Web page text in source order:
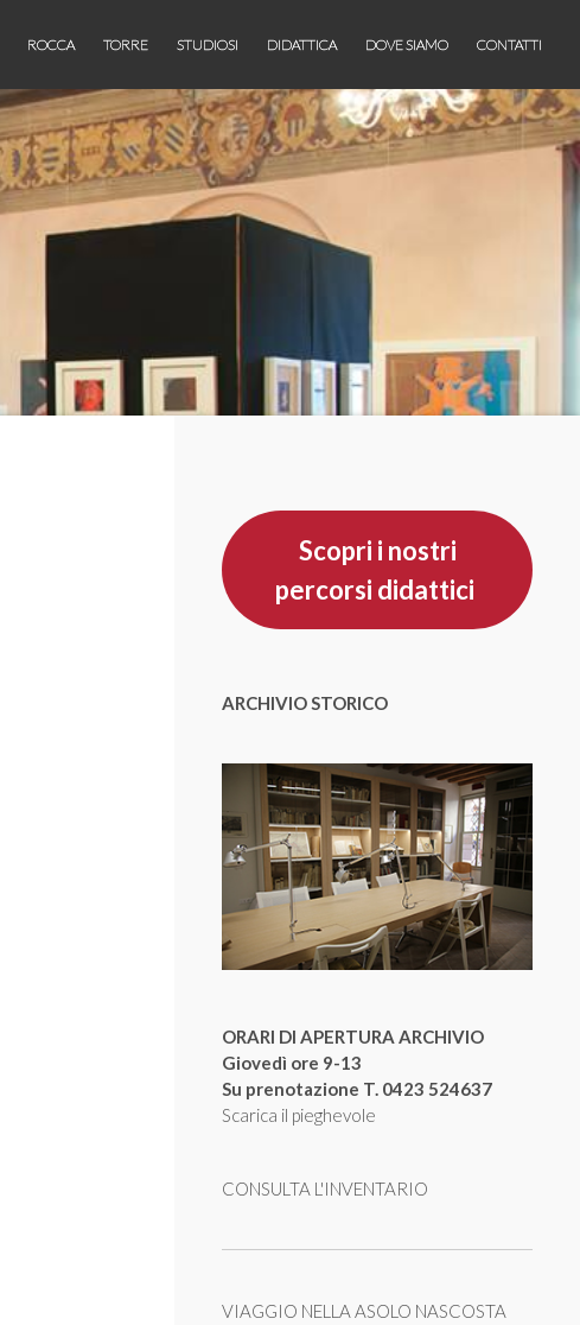
ROCCA TORRE STUDIOSI DIDATTICA DOVE SIAMO CONTATTI
Scopri i nostri
percorsi didattici
ARCHIVIO STORICO
ORARI DI APERTURA ARCHIVIO
Giovedì ore 9-13
Su prenotazione T. 0423 524637
Scarica il pieghevole
CONSULTA L'INVENTARIO
VIAGGIO NELLA ASOLO NASCOSTA